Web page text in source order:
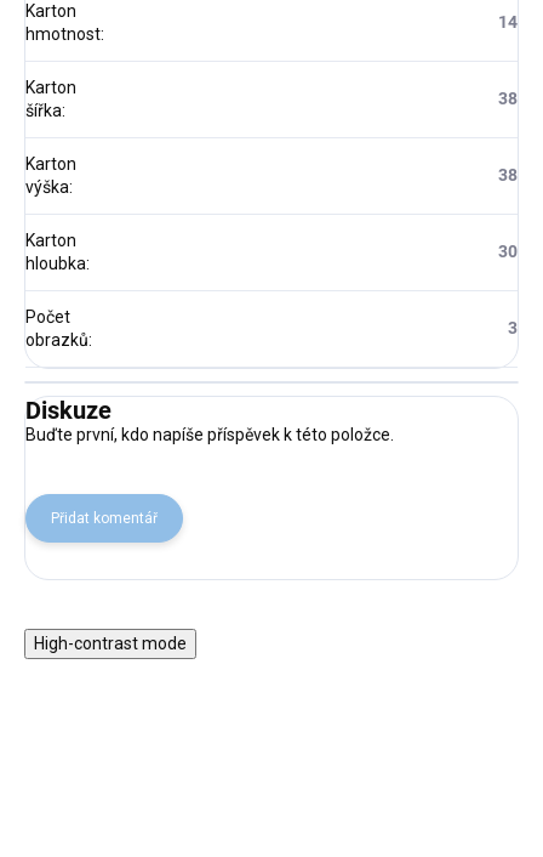
Karton
hmotnost:
14
Karton
šířka:
38
Karton
výška:
38
Karton
hloubka:
30
Počet
obrazků:
3
Diskuze
Buďte první, kdo napíše příspěvek k této položce.
Přidat komentář
High-contrast mode